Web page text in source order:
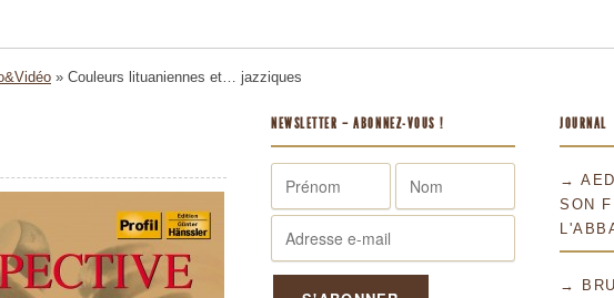
» Couleurs lituaniennes et… jazziques
NEWSLETTER – ABONNEZ-VOUS ! JOURNAL
→
SON
→